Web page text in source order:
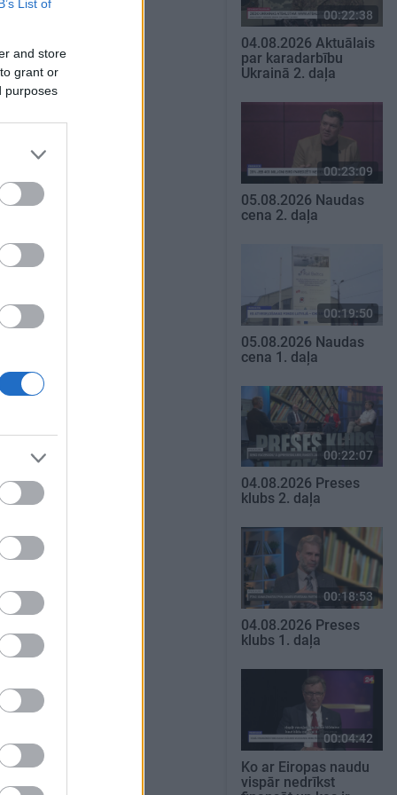
List of
and store
grant or
purposes
00:22:38
04.08.2026 Aktuālais
par karadarbību
Ukrainā 2. daļa
00:23:09
05.08.2026 Naudas
cena 2. daļa
00:19:50
05.08.2026 Naudas
cena 1. daļa
00:22:07
04.08.2026 Preses
klubs 2. daļa
00:18:53
04.08.2026 Preses
klubs 1. daļa
00:04:42
Ko ar Eiropas naudu
vispār nedrīkst